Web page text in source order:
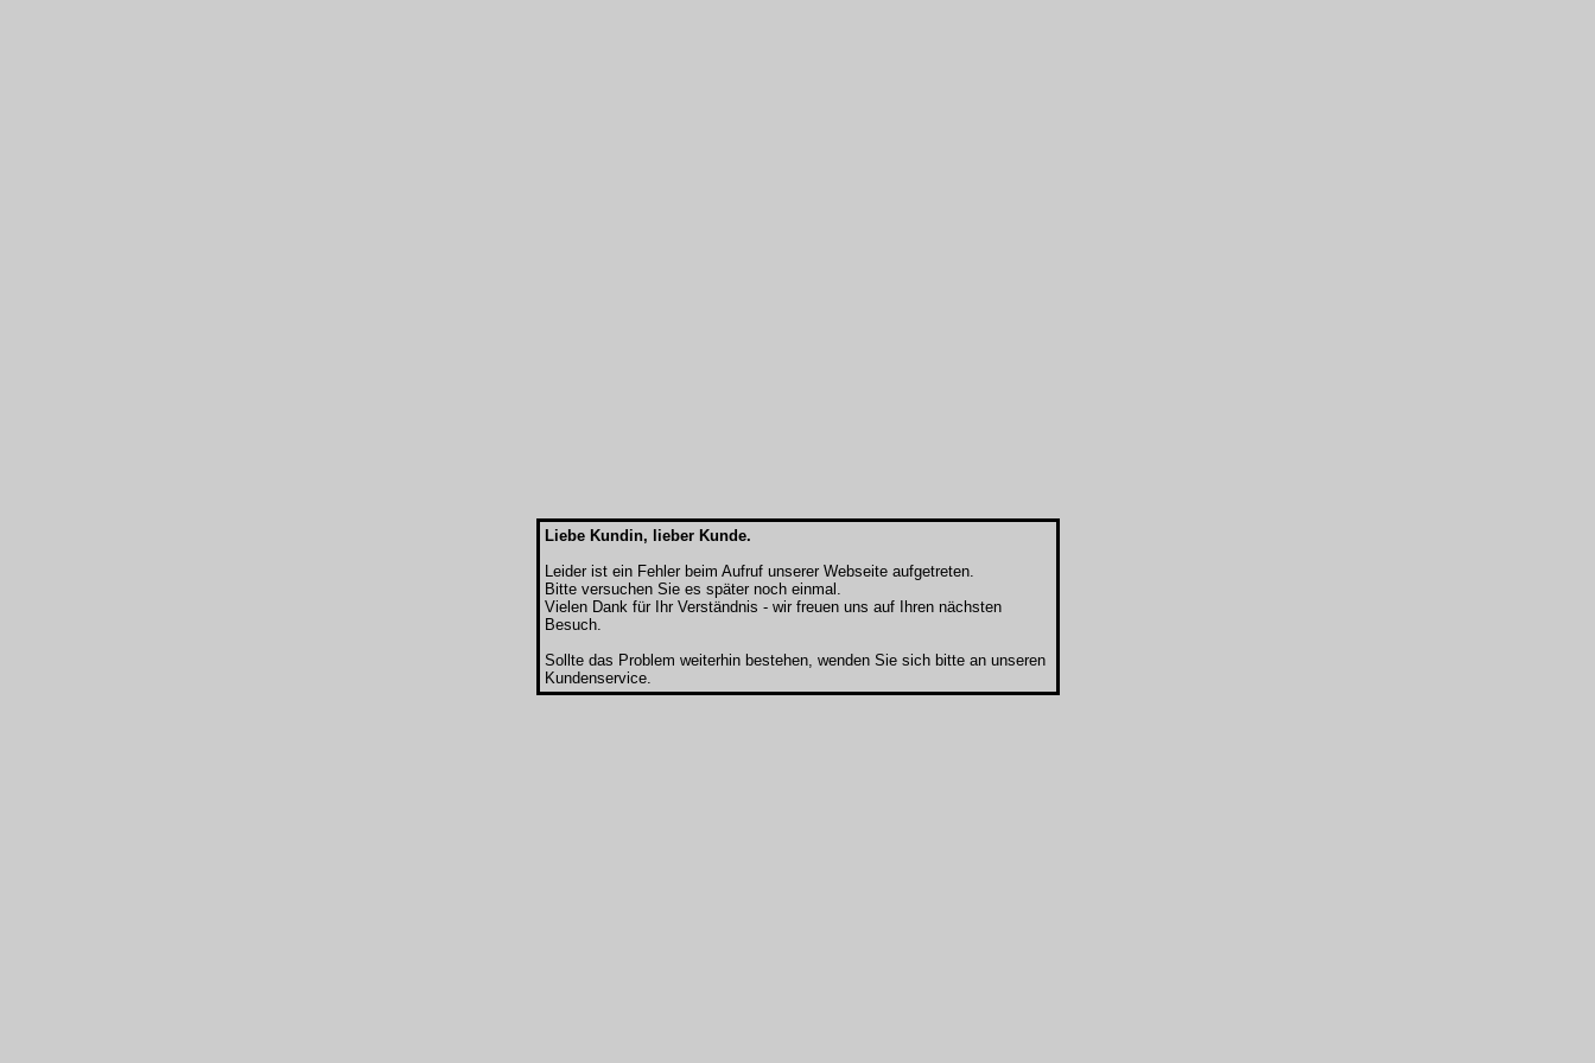
Liebe Kundin, lieber Kunde.
Leider ist ein Fehler beim Aufruf unserer Webseite aufgetreten.
Bitte versuchen Sie es später noch einmal.
Vielen Dank für Ihr Verständnis - wir freuen uns auf Ihren nächsten
Besuch.
Sollte das Problem weiterhin bestehen, wenden Sie sich bitte an unseren
Kundenservice.